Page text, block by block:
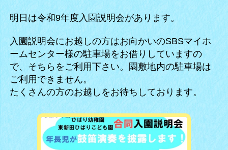
明日は令和9年度入園説明会があります。
入園説明会にお越しの方はお向かいのSBSマイホ
ームセンター様の駐車場をお借りしていますの
で、そちらをご利用下さい。園敷地内の駐車場は
ご利用できません。
たくさんの方のお越しをお待ちしております。